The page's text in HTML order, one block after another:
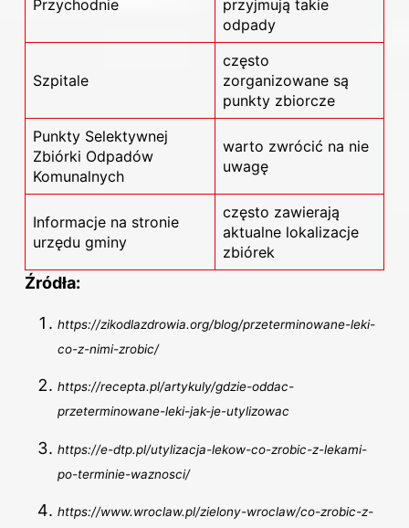
Przychodnie
przyjmują takie
odpady
Szpitale
często
zorganizowane są
punkty zbiorcze
Punkty Selektywnej
Zbiórki Odpadów
Komunalnych
warto zwrócić na nie
uwagę
Informacje na stronie
urzędu gminy
często zawierają
aktualne lokalizacje
zbiórek
Źródła:
https://zikodlazdrowia.org/blog/przeterminowane-leki-
co-z-nimi-zrobic/
https://recepta.pl/artykuly/gdzie-oddac-
przeterminowane-leki-jak-je-utylizowac
https://e-dtp.pl/utylizacja-lekow-co-zrobic-z-lekami-
po-terminie-waznosci/
https://www.wroclaw.pl/zielony-wroclaw/co-zrobic-z-